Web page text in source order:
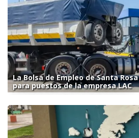
La Bolsa de Empleo de Santa
para puestos de la empresa LAC